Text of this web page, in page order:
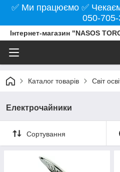
✅ Ми працюємо ✅
050-
Інтернет-магазин "NASOS
Каталог товарів Світ
Електрочайники
Сортування